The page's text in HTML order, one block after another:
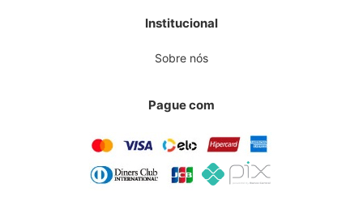
Institucional
Sobre nós
Pague com